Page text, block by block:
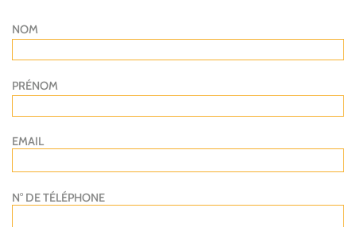
NOM
PRÉNOM
EMAIL
N° DE TÉLÉPHONE